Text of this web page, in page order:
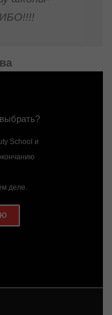
такой
Только